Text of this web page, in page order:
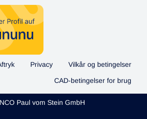
Privacy Vilkår og betingelser
CAD-betingelser for brug
Paul vom Stein GmbH